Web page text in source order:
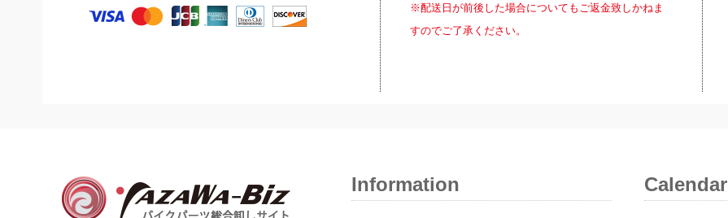
※配送日が前後した場合についてもご返金致しかねま
すのでご了承ください。
Information Calendar